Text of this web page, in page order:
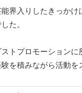
界入りしたきっかけ
た。
トプロモーションに
を積みながら活動を